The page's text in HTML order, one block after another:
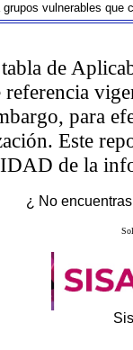
vulnerables
de
para
Este
de la
¿ No